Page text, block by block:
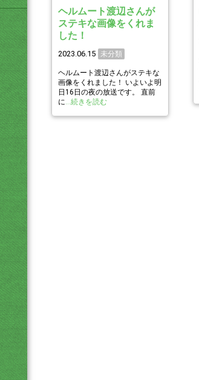
ヘルムート渡辺さんが
ステキな画像をくれま
した！
2023.06.15 未分類
ヘルムート渡辺さんがステキな
画像をくれました！ いよいよ明
日16日の夜の放送です。 直前
に…続きを読む